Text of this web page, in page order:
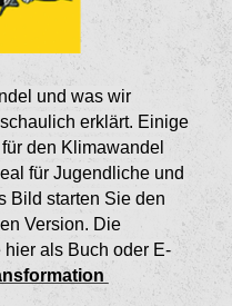
und was wir
erklärt. Einige
den Klimawandel
für Jugendliche und
Bild starten Sie den
Version. Die
als Buch oder E-